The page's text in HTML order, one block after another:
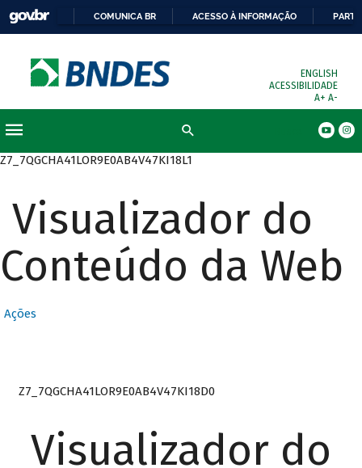
COMUNICA BR ACESSO À INFORMAÇÃO
ENGLISH
ACESSIBILIDADE
A+ A-
Z7_7QGCHA41LOR9E0AB4V47KI18L1
Visualizador do
Conteúdo da Web
Ações
Z7_7QGCHA41LOR9E0AB4V47KI18D0
Visualizador do